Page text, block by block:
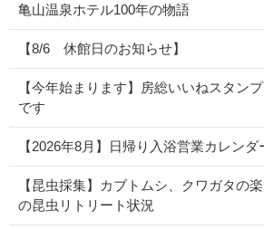
亀山温泉ホテル100年の物語
【8/6 休館日のお知らせ】
【今年始まります】房総いいねスタン
です
【2026年8月】日帰り入浴営業カレンダ
【昆虫採集】カブトムシ、クワガタの
の昆虫リトリート状況